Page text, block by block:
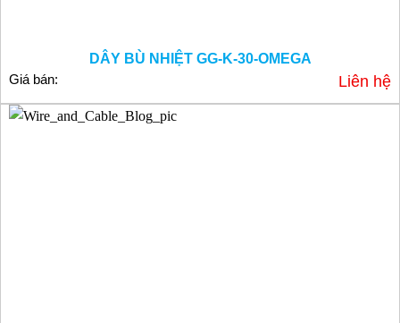
DÂY BÙ NHIỆT GG-K-30-OMEGA
Giá bán:
Liên hệ